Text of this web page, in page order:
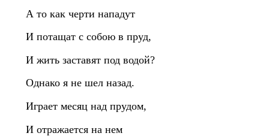
А то как черти нападут
И потащат с собою в пруд,
И жить заставят под водой?
Однако я не шел назад.
Играет месяц над прудом,
И отражается на нем